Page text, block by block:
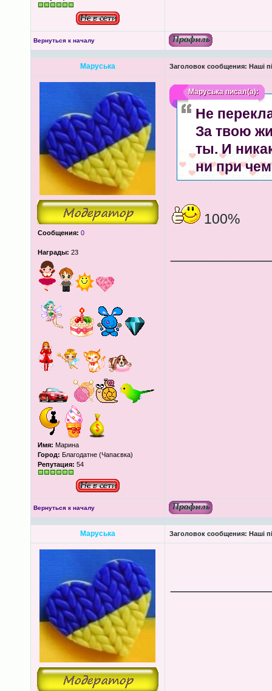
Вернуться к началу
Маруська Заголовок сообщения: Наші
Сообщения: 0
Награды: 23
Имя: Марина
Город: Благодатне (Чапаєвка)
Репутация: 54
Маруськаписал(а):
Не
За твою
ты. И
ни при
100%
Вернуться к началу
Маруська Заголовок сообщения: Наші